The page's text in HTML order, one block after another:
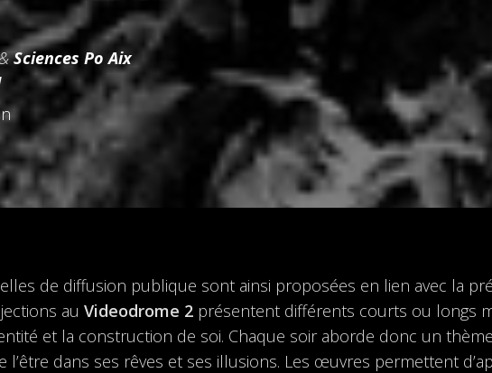
Sciences Po Aix
de diffusion publique sont ainsi proposées en lien avec la
auVideodrome 2 présentent différents courts ou longs
et la construction de soi. Chaque soir aborde donc un
dans ses rêves et ses illusions. Les œuvres permettent